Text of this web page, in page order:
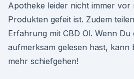
Apotheke leider nicht immer vor
Produkten gefeit ist. Zudem
Erfahrung mit CBD Öl. Wenn Du
aufmerksam gelesen hast, kann
mehr schiefgehen!